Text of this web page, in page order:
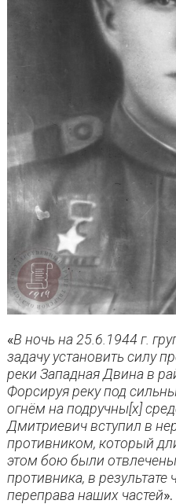
«В ночь на 25.6.1944 г.
задачу установить силу
реки Западная Двина в
Форсируя реку под
огнём на подручны[х]
Дмитриевич вступил в
противником, который
этом бою были
противника, в
переправа наших частей».